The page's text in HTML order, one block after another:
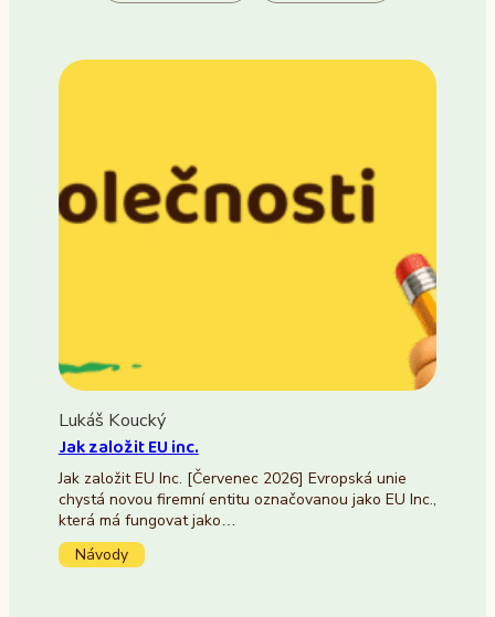
Lukáš Koucký
Jak založit EU inc.
Jak založit EU Inc. [Červenec 2026] Evropská unie
chystá novou firemní entitu označovanou jako EU Inc.,
která má fungovat jako…
Návody